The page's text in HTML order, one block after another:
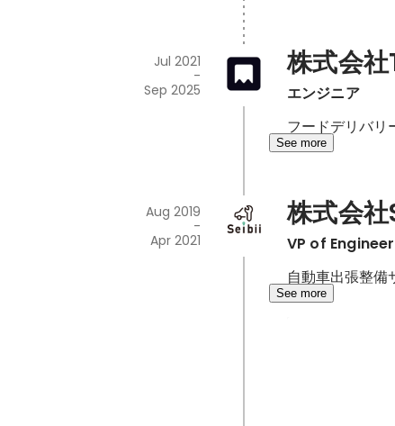
株式会
エンジニア
Jul 2021
-
Sep 2025
フードデリバリ
See more
株式会
VP of
Aug 2019
-
Apr 2021
自動車出張整備
See more